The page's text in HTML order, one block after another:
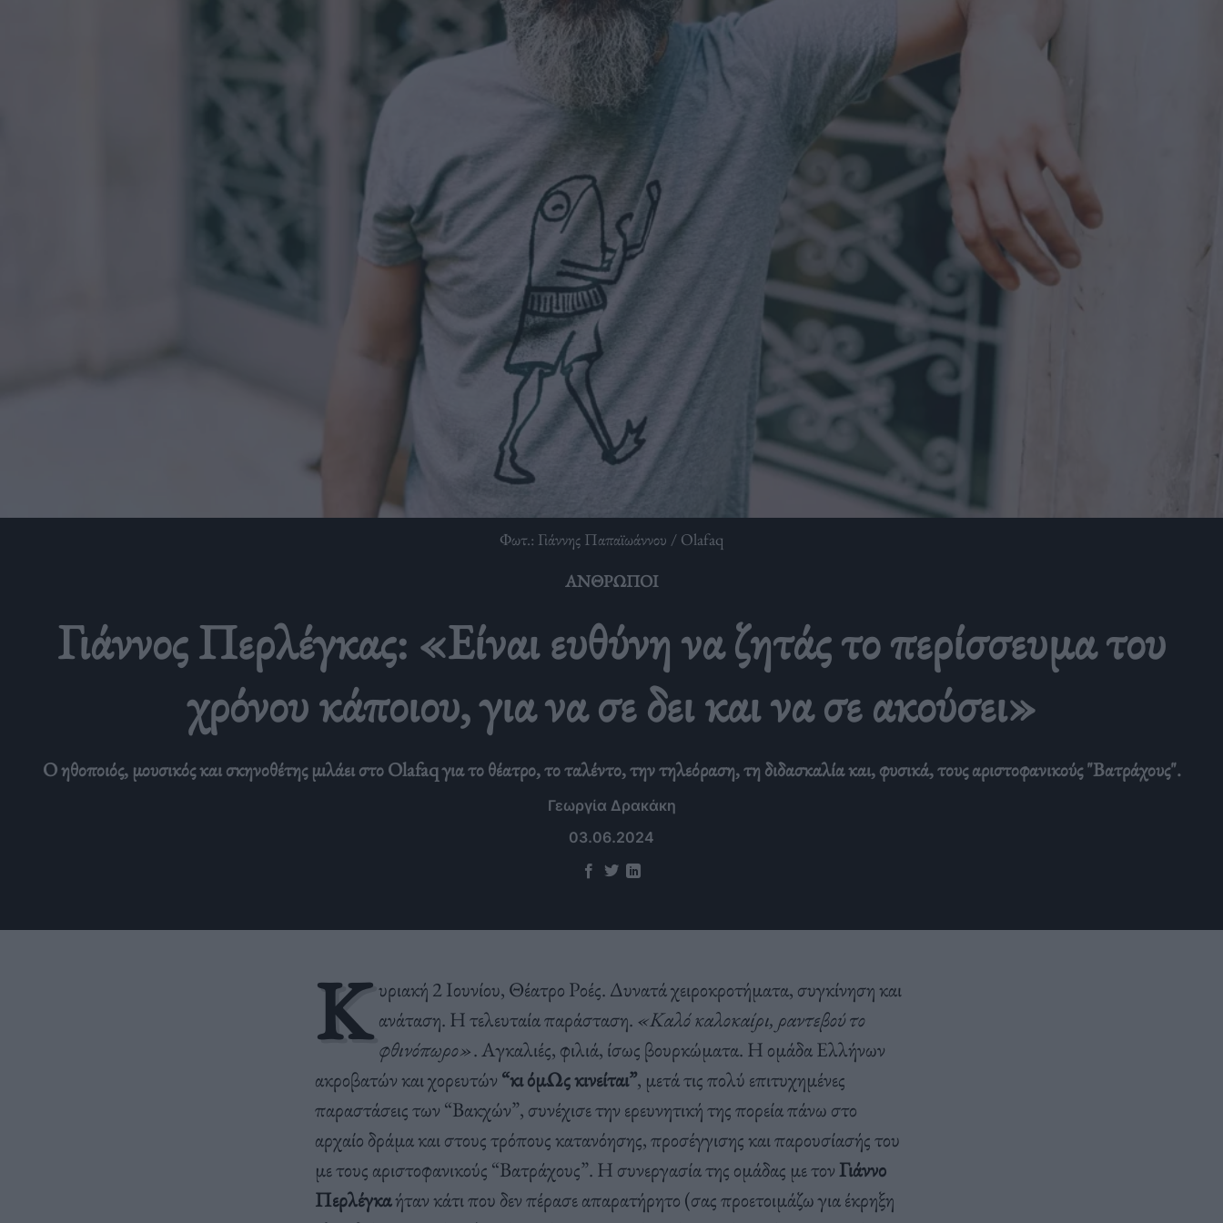
Φωτ.: Γιάννης Παπαϊωάννου / Olafaq
ΆΝΘΡΩΠΟΙ
Γιάννος Περλέγκας: «Είναι ευθύνη να ζητάς το περίσσευμα του
χρόνου κάποιου, για να σε δει και να σε ακούσει»
Ο ηθοποιός, μουσικός και σκηνοθέτης μιλάει στο Olafaq για το θέατρο, το ταλέντο, την τηλεόραση, τη διδασκαλία και, φυσικά, τους αριστοφανικούς "Βατράχους".
Γεωργία Δρακάκη
03.06.2024
Κ υριακή 2 Ιουνίου, Θέατρο Ροές. Δυνατά χειροκροτήματα, συγκίνηση και
ανάταση. Η τελευταία παράσταση. «Καλό καλοκαίρι, ραντεβού το
φθινόπωρο». Αγκαλιές, φιλιά, ίσως βουρκώματα. Η ομάδα Ελλήνων
ακροβατών και χορευτών “κι όμΩς κινείται”, μετά τις πολύ επιτυχημένες
παραστάσεις των “Βακχών”, συνέχισε την ερευνητική της πορεία πάνω στο
αρχαίο δράμα και στους τρόπους κατανόησης, προσέγγισης και παρουσίασής του
με τους αριστοφανικούς “Βατράχους”. Η συνεργασία της ομάδας με τονΓιάννο
Περλέγκαήταν κάτι που δεν πέρασε απαρατήρητο (σας προετοιμάζω για έκρηξη